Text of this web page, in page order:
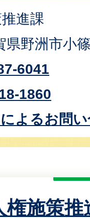
進課
県野洲市小
6041
1860
よるお問
権施策推